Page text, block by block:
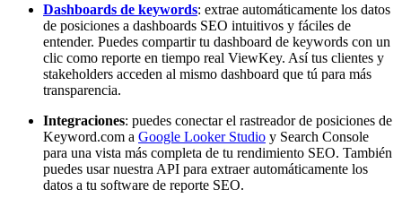
Dashboards de keywords: extrae automáticamente los datos
de posiciones a dashboards SEO intuitivos y fáciles de
entender. Puedes compartir tu dashboard de keywords con un
clic como reporte en tiempo real ViewKey. Así tus clientes y
stakeholders acceden al mismo dashboard que tú para más
transparencia.
Integraciones: puedes conectar el rastreador de posiciones de
Keyword.com a Google Looker Studio y Search Console
para una vista más completa de tu rendimiento SEO. También
puedes usar nuestra API para extraer automáticamente los
datos a tu software de reporte SEO.